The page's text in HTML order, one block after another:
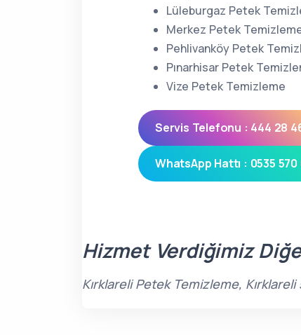
Lüleburgaz Petek
Merkez Petek
Pehlivanköy Petek
Pınarhisar Petek
Vize Petek Temizleme
Servis Telefonu : 444 28
WhatsApp Hattı : 0535 570
Hizmet Verdiğimiz
Kırklareli Petek Temizleme,